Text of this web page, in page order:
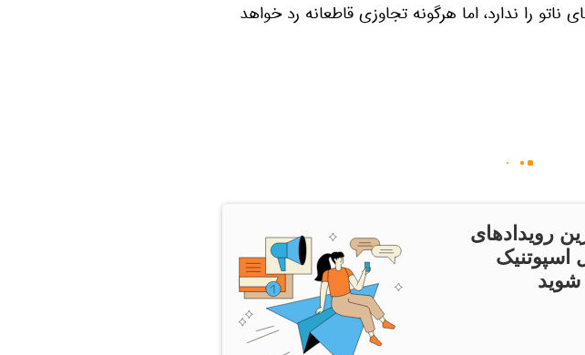
را ندارد، اما هرگونه تجاوزی قاطعانه رد خواهد
رویدادهای
اسپوتنیک
شوید